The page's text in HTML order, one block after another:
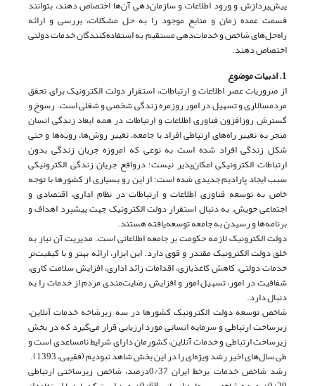
پیش‌پردازش و ورود اطلاعات و سازمان‌دهی آن‌ها اختصاص دهند، بتوانند
قسمت عمده زمان و منابع موجود را به حل مشکلات، بررسی و ارائه
راه‌حل‌های شاخص و خدمات‌دهی مستقیم به استفاده‌کنندگان خدمات دولتی
اختصاص دهند.
1. ادبیات موضوع
از ضروریات عصر اطلاعات و ارتباطات، استقرار دولت الکترونیک برای تحقق
مردمسالاری و تسهیل در امور روزمره زندگی شخصی و شغلی است. رسوخ و
گسترش روزافزون فناوری اطلاعات و ارتباطات در همه ابعاد زندگی انسان
منجر به تغییر راه‌های ارتباطی افراد با جامعه، تغییر روش‌ها، رویه‌ها و حتی
شکل زندگی افراد شده است به نوعی که امروزه جریان زندگی بدون
ارتباطات الکترونیکی امکان‌پذیر نیست؛ درواقع جریان زندگی الکترونیکی
سبب ایجاد پارادیم جدیدی شده است؛ از این رو بسیاری از کشورها با توجه
خاص به توسعه فناوری اطلاعات و ارتباطات در نظام اداری، اقتصادی و
اجتماعی خویش، ‌به دنبال استقرار دولت الکترونیک جهت پیشبرد اهداف و
برنامه‌ها و رسیدن به جامعه توسعه‌یافته هستند.
دولت الکترونیک لازمه حکومت بر جامعه اطلاعاتی است. مدیریت آن نیاز به
خلق دولت الکترونیک مقتدر و قوی دارد. این ابزار، ارائه بهتر و با کیفیت‌تر
خدمات دولتی، کاهش کاغذبازی، اقدامات زائد اداری، افزایش سلامت کاری،
شفافیت در امور، تسهیل امور و افزایش رضایت‌مندی مردم از خدمات را به
دنبال دارد.
شاخص توسعه دولت الکترونیک کشورها در سه زیرشاخه خدمات آنلاین،
زیرساخت ارتباطی و سرمایه انسانی مورد ارزیابی قرار می‌گیرد که در بخش
زیرساخت ارتباطی و خدمات آنلاین، کشورمان دارای شرایط نامساعدی است و
طی سال‌های اخیر رشد ویژه‌ای را در این بخش شاهد نبودیم (فقیهی، 1393).
رشد شاخص خدمات برخط ایران 0/37درصد، شاخص زیرساختی ارتباطی